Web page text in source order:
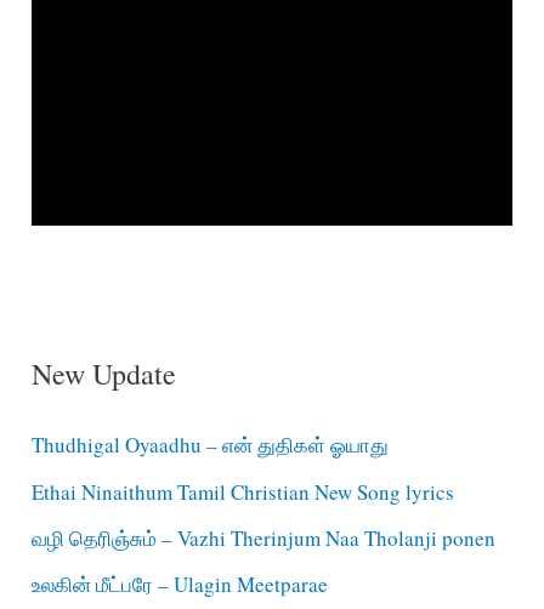
New Update
Thudhigal Oyaadhu – என் துதிகள் ஓயாது
Ethai Ninaithum Tamil Christian New Song lyrics
வழி தெரிஞ்சும் – Vazhi Therinjum Naa Tholanji ponen
உலகின் மீட்பரே – Ulagin Meetparae